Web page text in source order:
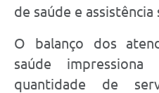
de saúde e assistência
O balanço dos
saúde
quantidade de